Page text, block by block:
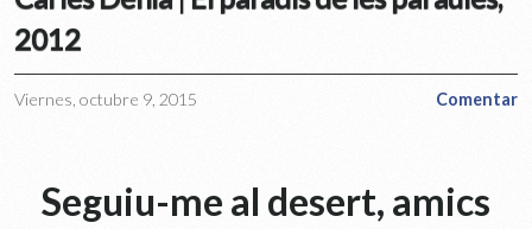
2012
Viernes, octubre 9, 2015 Comentar
Seguiu-me al desert, amics